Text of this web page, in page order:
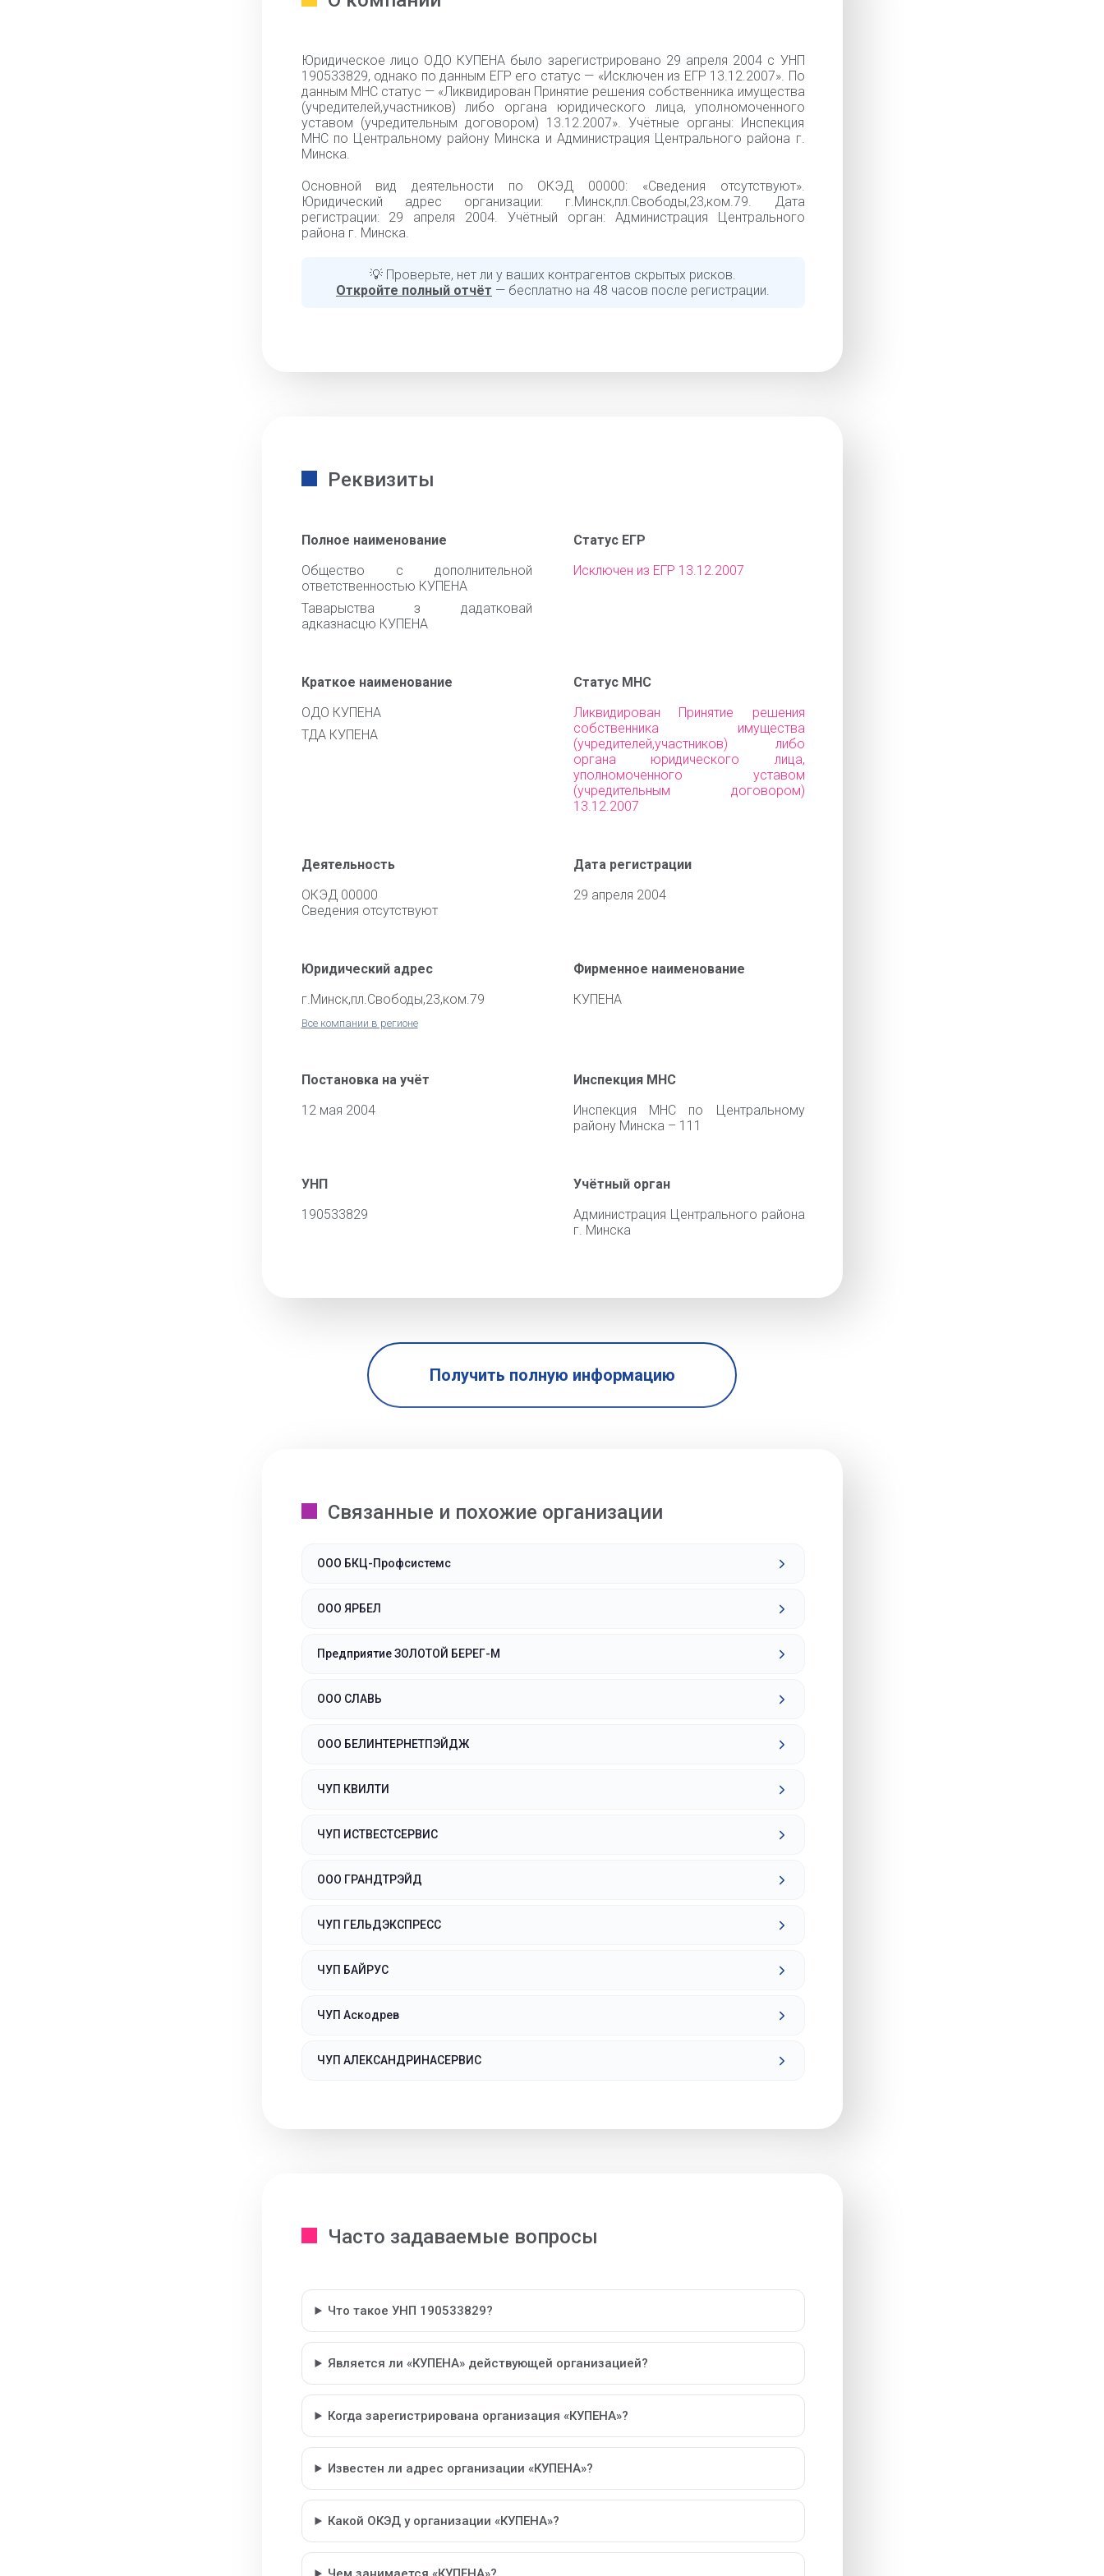
Юридическое лицо ОДО КУПЕНА было зарегистрировано 29 апреля 2004 с УНП
190533829, однако по данным ЕГР его статус — «Исключен из ЕГР 13.12.2007». По
данным МНС статус — «Ликвидирован Принятие решения собственника имущества
(учредителей,участников) либо органа юридического лица, уполномоченного
уставом (учредительным договором) 13.12.2007». Учётные органы: Инспекция
МНС по Центральному району Минска и Администрация Центрального района г.
Минска.
Основной вид деятельности по ОКЭД 00000: «Cведения отсутствуют».
Юридический адрес организации: г.Минск,пл.Свободы,23,ком.79. Дата
регистрации: 29 апреля 2004. Учётный орган: Администрация Центрального
района г. Минска.
💡 Проверьте, нет ли у ваших контрагентов скрытых рисков.
Откройте полный отчёт — бесплатно на 48 часов после регистрации.
Реквизиты
Полное наименование
Общество с дополнительной
ответственностью КУПЕНА
Таварыства з дадатковай
адказнасцю КУПЕНА
Статус ЕГР
Исключен из ЕГР 13.12.2007
Краткое наименование
ОДО КУПЕНА
ТДА КУПЕНА
Статус МНС
Ликвидирован Принятие решения
собственника имущества
(учредителей,участников) либо
органа юридического лица,
уполномоченного уставом
(учредительным договором)
13.12.2007
Деятельность
ОКЭД 00000
Cведения отсутствуют
Дата регистрации
29 апреля 2004
Юридический адрес
г.Минск,пл.Свободы,23,ком.79
Все компании в регионе
Фирменное наименование
КУПЕНА
Постановка на учёт
12 мая 2004
Инспекция МНС
Инспекция МНС по Центральному
району Минска – 111
УНП
190533829
Учётный орган
Администрация Центрального района
г. Минска
Получить полную информацию
Связанные и похожие организации
ООО БКЦ-Профсистемс
ООО ЯРБЕЛ
Предприятие ЗОЛОТОЙ БЕРЕГ-М
ООО СЛАВЬ
ООО БЕЛИНТЕРНЕТПЭЙДЖ
ЧУП КВИЛТИ
ЧУП ИСТВЕСТСЕРВИС
ООО ГРАНДТРЭЙД
ЧУП ГЕЛЬДЭКСПРЕСС
ЧУП БАЙРУС
ЧУП Аскодрев
ЧУП АЛЕКСАНДРИНАСЕРВИС
Часто задаваемые вопросы
Что такое УНП 190533829?
Является ли «КУПЕНА» действующей организацией?
Когда зарегистрирована организация «КУПЕНА»?
Известен ли адрес организации «КУПЕНА»?
Какой ОКЭД у организации «КУПЕНА»?